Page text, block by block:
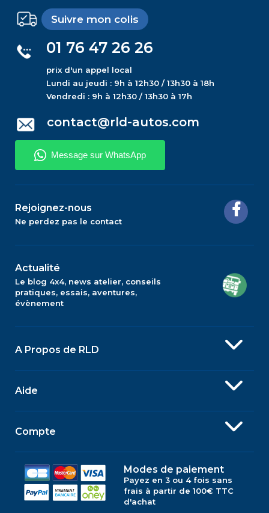
Suivre mon colis
01 76 47 26 26
prix d'un appel local
Lundi au jeudi : 9h à 12h30 / 13h30 à 18h
Vendredi : 9h à 12h30 / 13h30 à 17h
contact@rld-autos.com
Rejoignez-nous
Ne perdez pas le contact
Actualité
Le blog 4x4, news atelier, conseils
pratiques, essais, aventures,
évènement
A Propos de RLD
Aide
Compte
Modes de paiement
Payez en 3 ou 4 fois sans
frais à partir de 100€ TTC
d'achat